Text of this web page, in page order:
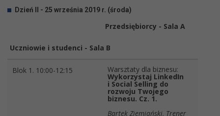
Dzień II - 25 września 2019 r. (środa)
Przedsiębiorcy - Sala A
Uczniowie i studenci - Sala B
Blok 1. 10:00-12:15 Warsztaty dla biznesu:
Wykorzystaj LinkedIn
i Social Selling do
rozwoju Twojego
biznesu. Cz. 1.
Bartek Ziemiański, Trener